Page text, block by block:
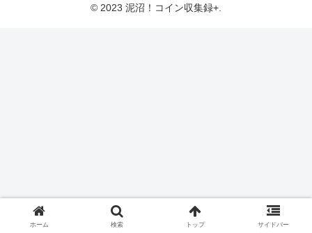
© 2023 泥沼！コイン収集録+.
ホーム 検索 トップ サイドバー